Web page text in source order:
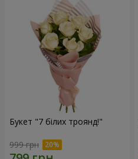
Букет "7 білих троянд!"
999 грн